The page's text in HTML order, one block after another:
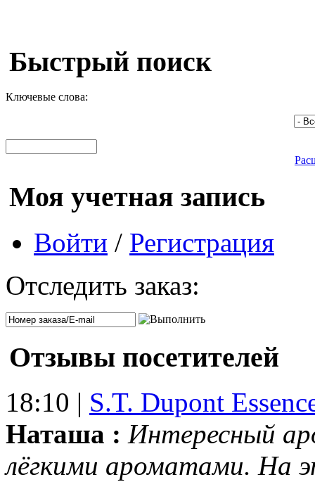
Быстрый поиск
Ключевые слова:
Моя учетная запись
Войти / Регистрация
Отследить заказ:
Отзывы посетителей
18:10 | S.T. Dupont
Наташа : Интересный
лёгкими ароматами. На